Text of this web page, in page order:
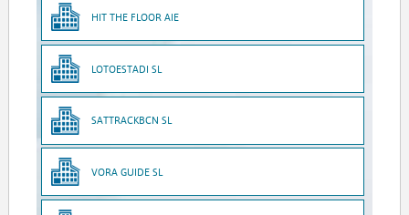
HIT THE FLOOR AIE
LOTOESTADI SL
SATTRACKBCN SL
VORA GUIDE SL